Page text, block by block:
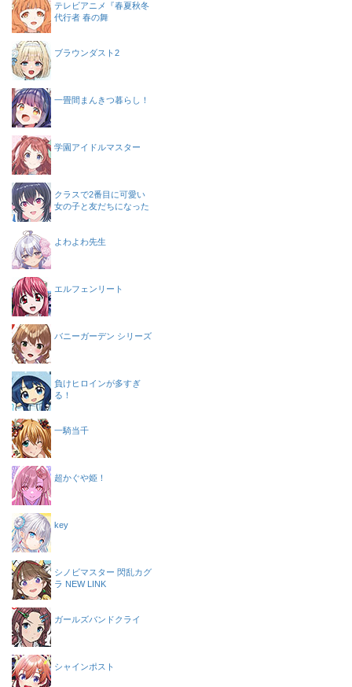
テレビアニメ『春夏秋冬
代行者 春の舞
ブラウンダスト2
一畳間まんきつ暮らし！
学園アイドルマスター
クラスで2番目に可愛い
女の子と友だちになった
よわよわ先生
エルフェンリート
バニーガーデン シリーズ
負けヒロインが多すぎ
る！
一騎当千
超かぐや姫！
key
シノビマスター 閃乱カグ
ラ NEW LINK
ガールズバンドクライ
シャインポスト